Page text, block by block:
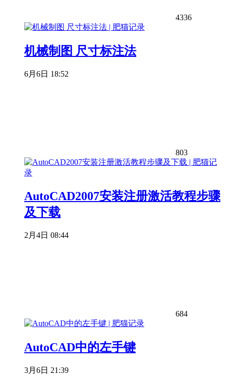
4336
机械制图 尺寸标注法
6月6日 18:52
803
AutoCAD2007安装注册激活教程步骤
及下载
2月4日 08:44
684
AutoCAD中的左手键
3月6日 21:39